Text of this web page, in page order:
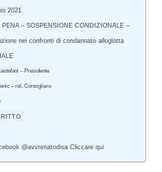
2021
PENA – SOSPENSIONE CONDIZIONALE –
nei confronti di condannato alloglotta
– Presidente
– rel. Consigliere
@avvrenatodisa Cliccare qui